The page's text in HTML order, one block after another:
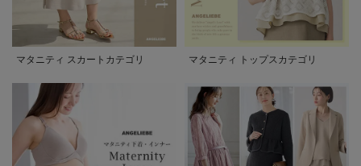
マタニティ スカートカテゴリ マタニティ トップスカテゴリ